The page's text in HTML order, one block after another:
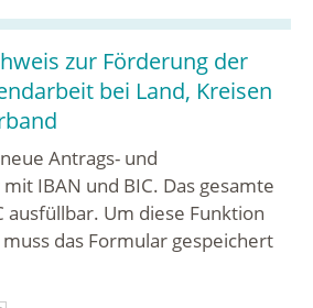
zur Förderung der
bei Land, Kreisen
Antrags- und
IBAN und BIC. Das gesamte
ausfüllbar. Um diese Funktion
das Formular gespeichert